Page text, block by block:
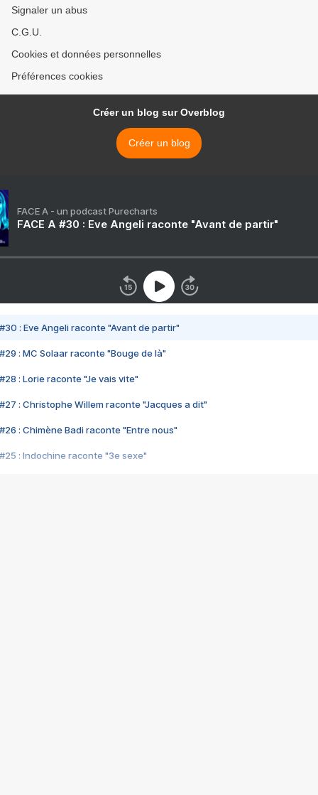
Signaler un abus
C.G.U.
Cookies et données personnelles
Préférences cookies
Créer un blog sur Overblog
Créer un blog
FACE A - un podcast Purecharts
FACE A #30 : Eve Angeli raconte "Avant de partir"
#30 : Eve Angeli raconte "Avant de partir"
#29 : MC Solaar raconte "Bouge de là"
#28 : Lorie raconte "Je vais vite"
#27 : Christophe Willem raconte "Jacques a dit"
#26 : Chimène Badi raconte "Entre nous"
#25 : Indochine raconte "3e sexe"